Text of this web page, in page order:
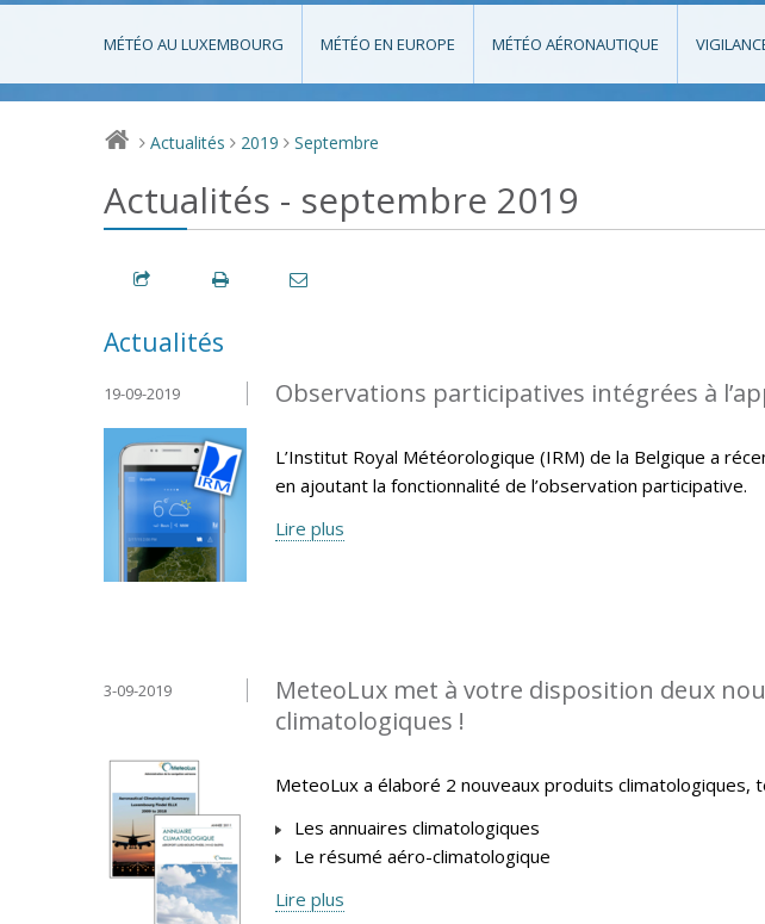
MÉTÉO AU LUXEMBOURG MÉTÉO EN EUROPE MÉTÉO AÉRONAUTIQUE
> Actualités > 2019 > Septembre
Actualités - septembre 2019
Actualités
Observations participatives intégrées à
19-09-2019
L’Institut Royal Météorologique (IRM) de la Belgique a
en ajoutant la fonctionnalité de l’observation participative.
Lire plus
MeteoLux met à votre disposition deux
climatologiques !
3-09-2019
MeteoLux a élaboré 2 nouveaux produits
Les annuaires climatologiques
Le résumé aéro-climatologique
Lire plus